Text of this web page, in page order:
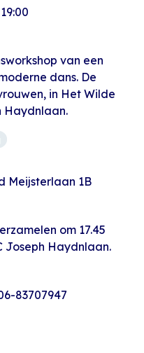
19:00
van een
dans. De
in Het Wilde
Haydnlaan.
Meijsterlaan 1B
om 17.45
Joseph Haydnlaan.
83707947